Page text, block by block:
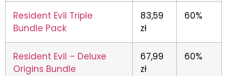
Resident Evil Triple
Bundle Pack
83,59
zł
60%
Resident Evil – Deluxe
Origins Bundle
67,99
zł
60%